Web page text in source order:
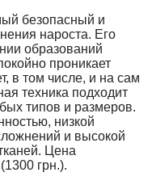
безопасный и
нароста. Его
образований
проникает
в том числе, и на сам
техника подходит
типов и размеров.
низкой
и высокой
Цена
грн.).